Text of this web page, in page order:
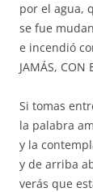
por el agua,
se fue
e incendió
JAMÁS, CON
Si tomas
la palabra
y la
y de arriba
verás que